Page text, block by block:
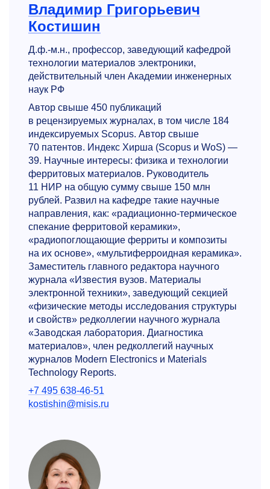
Владимир Григорьевич
Костишин
Д.ф.-м.н., профессор, заведующий кафедрой
технологии материалов электроники,
действительный член Академии инженерных
наук РФ
Автор свыше 450 публикаций
в рецензируемых журналах, в том числе 184
индексируемых Scopus. Автор свыше
70 патентов. Индекс Хирша (Scopus и WoS) —
39. Научные интересы: физика и технологии
ферритовых материалов. Руководитель
11 НИР на общую сумму свыше 150 млн
рублей. Развил на кафедре такие научные
направления, как: «радиационно-термическое
спекание ферритовой керамики»,
«радиопоглощающие ферриты и композиты
на их основе», «мультиферроидная керамика».
Заместитель главного редактора научного
журнала «Известия вузов. Материалы
электронной техники», заведующий секцией
«физические методы исследования структуры
и свойств» редколлегии научного журнала
«Заводская лаборатория. Диагностика
материалов», член редколлегий научных
журналов Modern Electronics и Materials
Technology Reports.
+7 495 638-46-51
kostishin@misis.ru